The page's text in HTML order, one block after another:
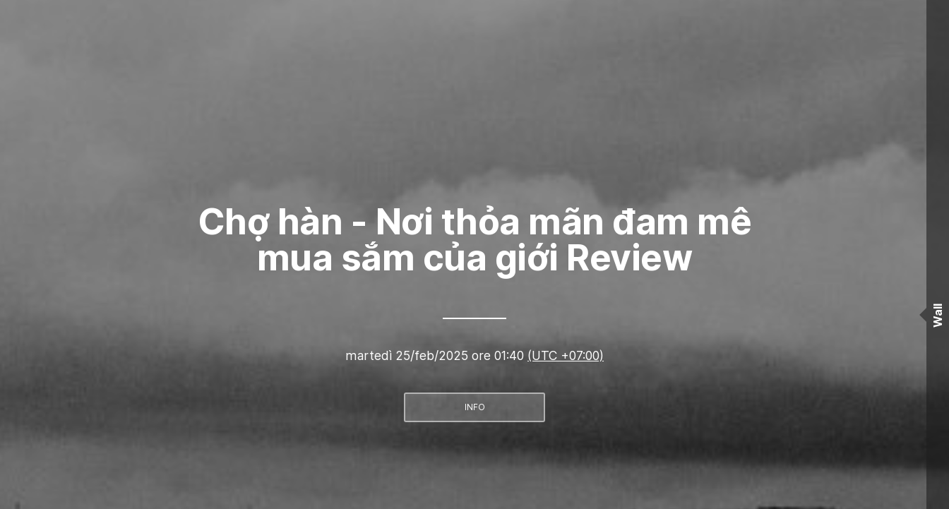
Chợ hàn - Nơi thỏa mãn đam mê
mua sắm của giới Review
martedì 25/feb/2025 ore 01:40 (UTC +07:00)
INFO
Wall